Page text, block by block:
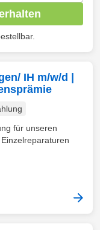
IH m/w/d |
für unseren